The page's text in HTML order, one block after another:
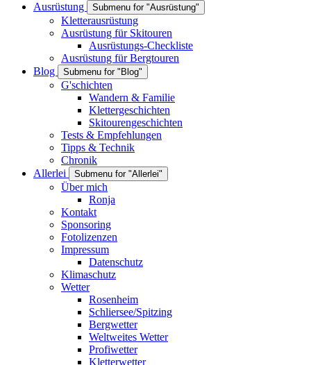
Ausrüstung
Submenu for "Ausrüstung"
Kletterausrüstung
Ausrüstung für Skitouren
Ausrüstungs-Checkliste
Ausrüstung für Bergtouren
Blog
Submenu for "Blog"
G'schichten
Wandern & Familie
Klettergeschichten
Skitourengeschichten
Tests & Empfehlungen
Tipps & Technik
Chronik
Allerlei
Submenu for "Allerlei"
Über mich
Ronja
Kontakt
Sponsoring
Fotolizenzen
Impressum
Datenschutz
Klimaschutz
Wetter
Rosenheim
Schliersee/Spitzing
Bergwetter
Weltweites Wetter
Profiwetter
Kletterwetter